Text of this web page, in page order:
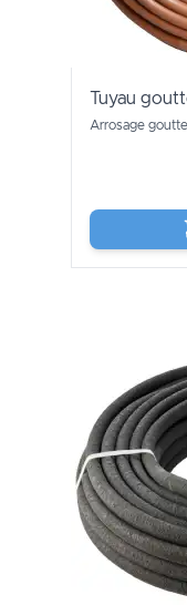
Tuyau
Arrosage